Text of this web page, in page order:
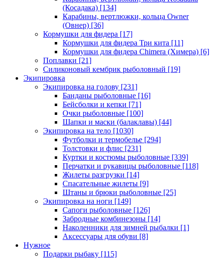
(Косадака) [134]
Карабины, вертлюжки, кольца Owner
(Овнер) [36]
Кормушки для фидера [17]
Кормушки для фидера Три кита [11]
Кормушки для фидера Chimera (Химера) [6]
Поплавки [21]
Силиконовый кембрик рыболовный [19]
Экипировка
Экипировка на голову [231]
Банданы рыболовные [16]
Бейсболки и кепки [71]
Очки рыболовные [100]
Шапки и маски (балаклавы) [44]
Экипировка на тело [1030]
Футболки и термобелье [294]
Толстовки и флис [231]
Куртки и костюмы рыболовные [339]
Перчатки и рукавицы рыболовные [118]
Жилеты разгрузки [14]
Спасательные жилеты [9]
Штаны и брюки рыболовные [25]
Экипировка на ноги [149]
Сапоги рыболовные [126]
Забродные комбинезоны [14]
Наколенники для зимней рыбалки [1]
Аксессуары для обуви [8]
Нужное
Подарки рыбаку [115]